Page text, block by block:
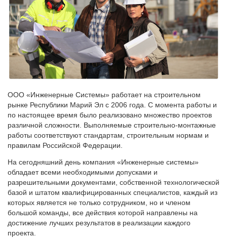
ООО «Инженерные Системы» работает на строительном
рынке Республики Марий Эл с 2006 года. С момента работы и
по настоящее время было реализовано множество проектов
различной сложности. Выполняемые строительно-монтажные
работы соответствуют стандартам, строительным нормам и
правилам Российской Федерации.
На сегодняшний день компания «Инженерные системы»
обладает всеми необходимыми допусками и
разрешительными документами, собственной технологической
базой и штатом квалифицированных специалистов, каждый из
которых является не только сотрудником, но и членом
большой команды, все действия которой направлены на
достижение лучших результатов в реализации каждого
проекта.